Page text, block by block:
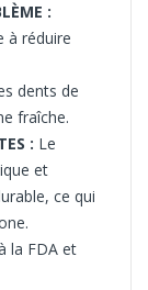
:
à réduire
dents de
fraîche.
: Le
et
ce qui
la FDA et